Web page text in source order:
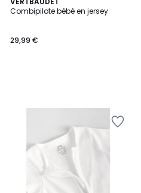
Combipilote bébé en jersey
29,99 €